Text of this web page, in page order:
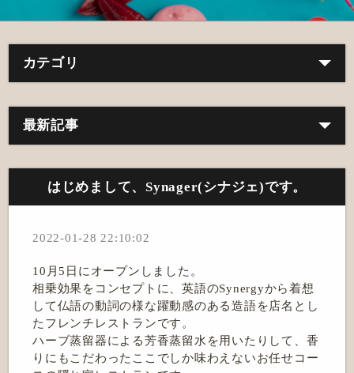
カテゴリ
最新記事
はじめまして、Synager(シナジェ)です。
2022-01-28 22:10:02
10月5日にオープンしました。
相乗効果をコンセプトに、英語のSynergyから着想
して仏語の動詞の様な躍動感のある造語を店名とし
たフレンチレストランです。
ハーブ蒸留器による芳香蒸留水を用いたりして、香
りにもこだわったここでしか味わえないお任せコー